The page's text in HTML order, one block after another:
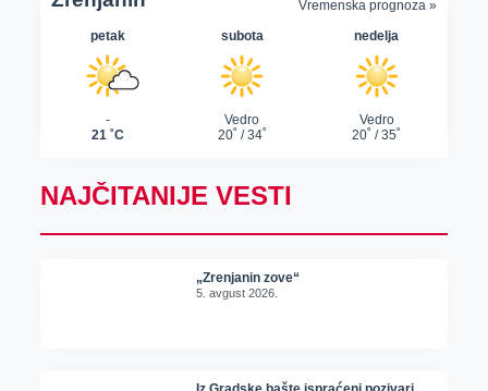
NAJČITANIJE VESTI
„Zrenjanin zove“
5. avgust 2026.